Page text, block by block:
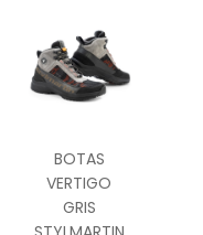
BOTAS
VERTIGO
GRIS